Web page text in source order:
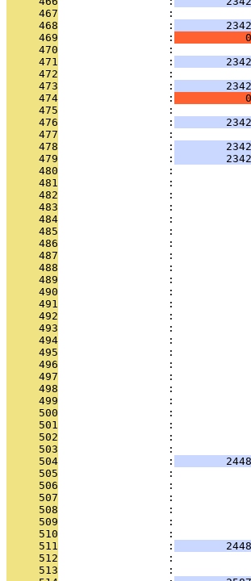
     467
:
     468
                 :
     469
                 :
     470
:
     471
                 :
     472
:
     473
                 :
     474
                 :
     475
:
     476
                 :
     477
:
     478
                 :
     479
                 :
     480
:
     481
:
     482
:
     483
:
     484
:
     485
:
     486
:
     487
:
     488
:
     489
:
     490
:
     491
:
     492
:
     493
:
     494
:
     495
:
     496
:
     497
:
     498
:
     499
:
     500
:
     501
:
     502
:
     503
:
     504
                 :
     505
:
     506
:
     507
:
     508
:
     509
:
     510
:
     511
                 :
     512
:
     513
: